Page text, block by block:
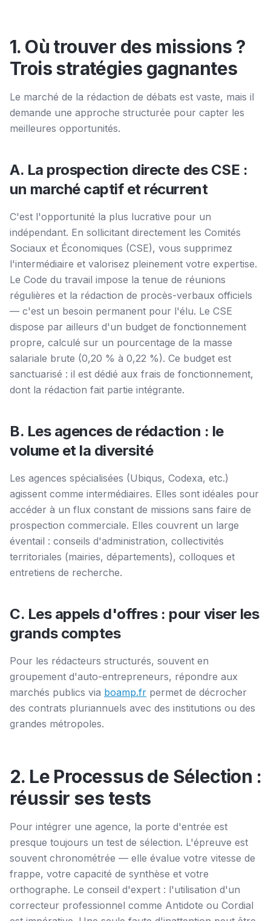
1. Où trouver des missions ?
Trois stratégies gagnantes
Le marché de la rédaction de débats est vaste, mais il
demande une approche structurée pour capter les
meilleures opportunités.
A. La prospection directe des CSE :
un marché captif et récurrent
C'est l'opportunité la plus lucrative pour un
indépendant. En sollicitant directement les Comités
Sociaux et Économiques (CSE), vous supprimez
l'intermédiaire et valorisez pleinement votre expertise.
Le Code du travail impose la tenue de réunions
régulières et la rédaction de procès-verbaux officiels
— c'est un besoin permanent pour l'élu. Le CSE
dispose par ailleurs d'un budget de fonctionnement
propre, calculé sur un pourcentage de la masse
salariale brute (0,20 % à 0,22 %). Ce budget est
sanctuarisé : il est dédié aux frais de fonctionnement,
dont la rédaction fait partie intégrante.
B. Les agences de rédaction : le
volume et la diversité
Les agences spécialisées (Ubiqus, Codexa, etc.)
agissent comme intermédiaires. Elles sont idéales pour
accéder à un flux constant de missions sans faire de
prospection commerciale. Elles couvrent un large
éventail : conseils d'administration, collectivités
territoriales (mairies, départements), colloques et
entretiens de recherche.
C. Les appels d'offres : pour viser les
grands comptes
Pour les rédacteurs structurés, souvent en
groupement d'auto-entrepreneurs, répondre aux
marchés publics via boamp.fr permet de décrocher
des contrats pluriannuels avec des institutions ou des
grandes métropoles.
2. Le Processus de Sélection :
réussir ses tests
Pour intégrer une agence, la porte d'entrée est
presque toujours un test de sélection. L'épreuve est
souvent chronométrée — elle évalue votre vitesse de
frappe, votre capacité de synthèse et votre
orthographe. Le conseil d'expert : l'utilisation d'un
correcteur professionnel comme Antidote ou Cordial